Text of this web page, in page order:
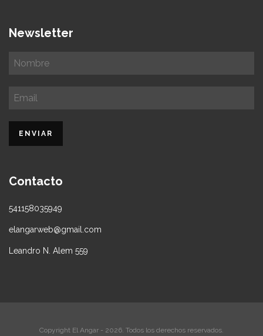
Newsletter
Contacto
541158035949
elangarweb@gmail.com
Leandro N. Alem 559
Copyright El Angar - 2026. Todos los derechos reservados.